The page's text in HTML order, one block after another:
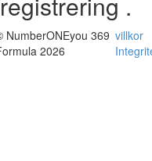
NumberONEyou 369
2026
villkor